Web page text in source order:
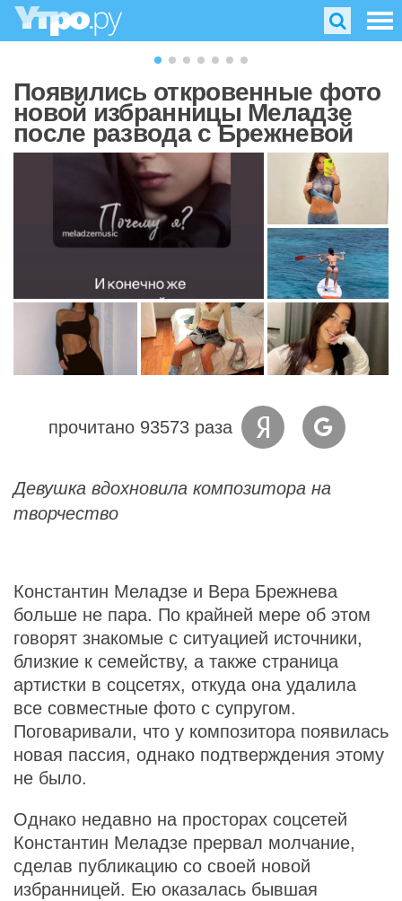
Появились откровенные фото
новой избранницы Меладзе
после развода с Брежневой
прочитано 93573 раза
Девушка вдохновила композитора на
творчество
Константин Меладзе и Вера Брежнева
больше не пара. По крайней мере об этом
говорят знакомые с ситуацией источники,
близкие к семейству, а также страница
артистки в соцсетях, откуда она удалила
все совместные фото с супругом.
Поговаривали, что у композитора появилась
новая пассия, однако подтверждения этому
не было.
Однако недавно на просторах соцсетей
Константин Меладзе прервал молчание,
сделав публикацию со своей новой
избранницей. Ею оказалась бывшая